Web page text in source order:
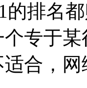
的排名
专于
合，